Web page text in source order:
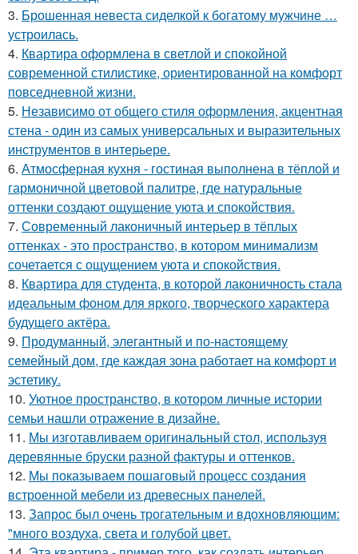
3. Брошенная невеста сиделкой к богатому мужчине …
устроилась.
4. Квартира оформлена в светлой и спокойной
современной стилистике, ориентированной на комфорт
повседневной жизни.
5. Независимо от общего стиля оформления, акцентная
стена - один из самых универсальных и выразительных
инструментов в интерьере.
6. Атмосферная кухня - гостиная выполнена в тёплой и
гармоничной цветовой палитре, где натуральные
оттенки создают ощущение уюта и спокойствия.
7. Современный лаконичный интерьер в тёплых
оттенках - это пространство, в котором минимализм
сочетается с ощущением уюта и спокойствия.
8. Квартира для студента, в которой лаконичность стала
идеальным фоном для яркого, творческого характера
будущего актёра.
9. Продуманный, элегантный и по-настоящему
семейный дом, где каждая зона работает на комфорт и
эстетику.
10. Уютное пространство, в котором личные истории
семьи нашли отражение в дизайне.
11. Мы изготавливаем оригинальный стол, используя
деревянные бруски разной фактуры и оттенков.
12. Мы показываем пошаговый процесс создания
встроенной мебели из древесных панелей.
13. Запрос был очень трогательным и вдохновляющим:
"много воздуха, света и голубой цвет.